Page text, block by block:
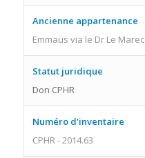
Ancienne appartenance
Emmaüs via le Dr Le Marec
Statut juridique
Don CPHR
Numéro d'inventaire
CPHR - 2014.63